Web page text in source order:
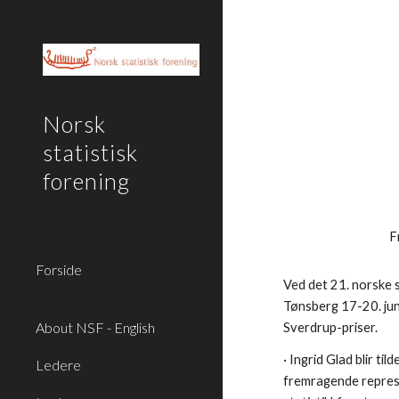
Norsk
statistisk
forening
Forside
About NSF - English
Ledere
Ved det 21.
Tønsberg 17-20.
Sverdrup-priser.
· Ingrid Glad blir
fremragende